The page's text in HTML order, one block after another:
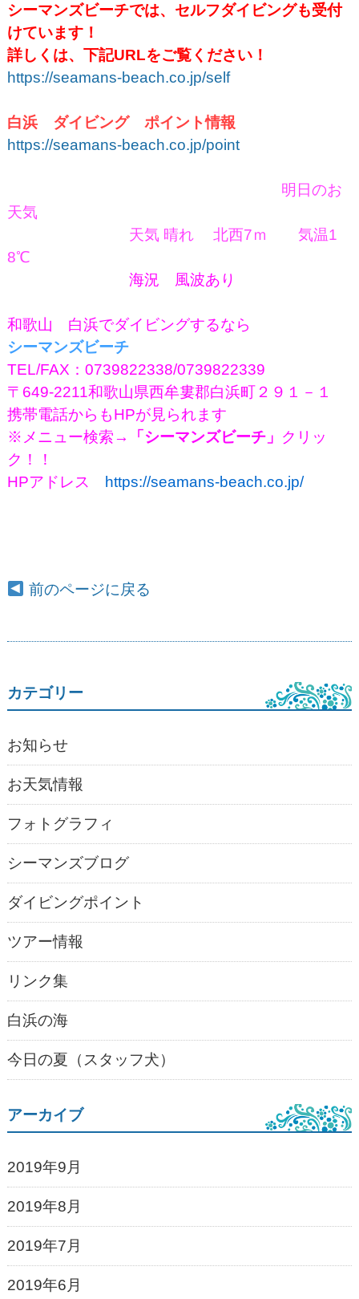
シーマンズビーチでは、セルフダイビングも受付
けています！
詳しくは、下記URLをご覧ください！
https://seamans-beach.co.jp/self
白浜 ダイビング ポイント情報
https://seamans-beach.co.jp/point
明日のお
天気
天気 晴れ北西7ｍ 気温1
8℃
海況 風波あり
和歌山 白浜でダイビングするなら
シーマンズビーチ
TEL/FAX：0739822338/0739822339
〒649-2211和歌山県西牟婁郡白浜町２９１－１
携帯電話からもHPが見られます
※メニュー検索→「シーマンズビーチ」 クリッ
ク！！
HPアドレス
https://seamans-beach.co.jp/
前のページに戻る
カテゴリー
お知らせ
お天気情報
フォトグラフィ
シーマンズブログ
ダイビングポイント
ツアー情報
リンク集
白浜の海
今日の夏（スタッフ犬）
アーカイブ
2019年9月
2019年8月
2019年7月
2019年6月